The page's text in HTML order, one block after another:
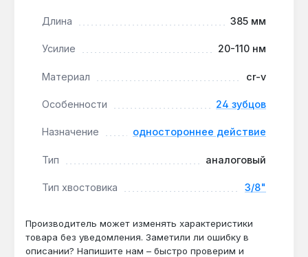
ванадиевой стали (Cr-V) обеспечивает
нагрузкам при ежедневном использовании в
позволяет разместить ключ в стандартном
в условиях с ограниченным пространством.
легковые автомобили, мотоциклы и скутеры —
тормозных суппортов и сборке двигателя.
Гарантия 1 год, доставка по Украине.
Длина 385 мм
Усилие 20-110 нм
Материал cr-v
Особенности 24 зубцов
Назначение одностороннее действие
Тип аналоговый
Тип хвостовика 3/8"
Производитель может изменять характеристики
товара без уведомления. Заметили ли ошибку в
описании? Напишите нам – быстро проверим и